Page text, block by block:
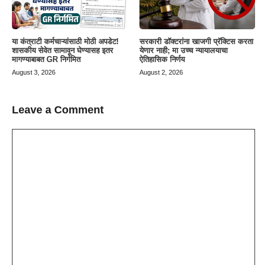
या कंत्राटी कर्मचाऱ्यांसाठी मोठी अपडेट!
शासकीय सेवेत सामावून घेण्यासह इतर
मागण्याबाबत GR निर्गमित
August 3, 2026
सरकारी डॉक्टरांना खाजगी प्रॅक्टिस करता
येणार नाही; मा उच्च न्यायालयाचा
ऐतिहासिक निर्णय
August 2, 2026
Leave a Comment